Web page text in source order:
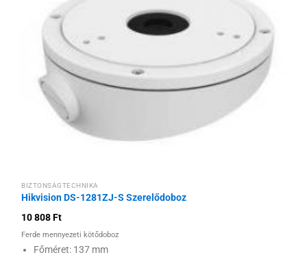
BIZTONSÁGTECHNIKA
Hikvision DS-1281ZJ-S Szerelődoboz
10 808Ft
Ferde mennyezeti kötődoboz
Főméret: 137 mm